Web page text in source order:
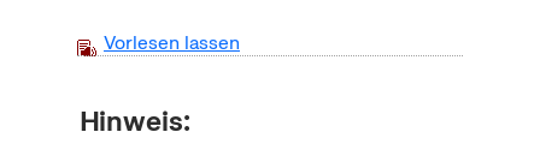
Vorlesen lassen
Hinweis: